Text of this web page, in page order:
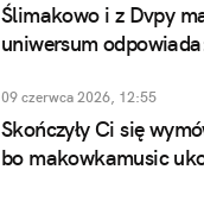
Ślimakowo i z Dvpy
uniwersum
09 czerwca 2026, 12:55
Skończyły Ci się
bo makowkamusic